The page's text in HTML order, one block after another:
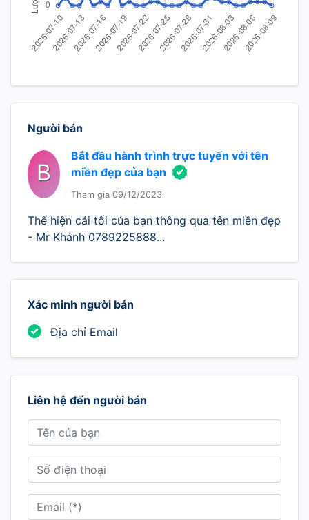
Người bán
B
Bắt đầu hành trình trực tuyến với tên
miền đẹp của bạn
Tham gia 09/12/2023
Thể hiện cái tôi của bạn thông qua tên miền đẹp
- Mr Khánh 0789225888...
Xác minh người bán
Địa chỉ Email
Liên hệ đến người bán